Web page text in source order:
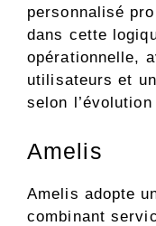
personnalisé
dans cette
opérationnelle,
utilisateurs et
selon
Amelis
Amelis adopte
combinant